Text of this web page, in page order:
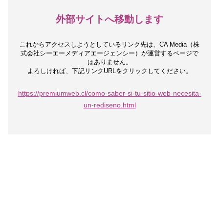
外部サイトへ移動します
これからアクセスしようとしているリンク先は、 CA Media（株
式会社シーエーメディアエージェンシー）が運営するページで
はありません。
よろしければ、下記リンクURLをクリックしてください。
https://premiumweb.cl/como-saber-si-tu-sitio-web-necesita-
un-rediseno.html